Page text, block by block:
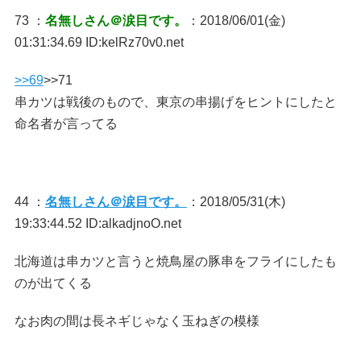
73 ： 名無しさん＠涙目です。
：2018/06/01(金)
01:31:34.69 ID:kelRz70v0.net
>>69>>71
串カツは戦後のもので、東京の串揚げをヒントにしたと
命名者が言ってる
44 ： 名無しさん＠涙目です。
：2018/05/31(木)
19:33:44.52 ID:alkadjnoO.net
北海道は串カツと言うと焼鳥屋の豚串をフライにしたも
のが出てくる
なお肉の間は長ネギじゃなく玉ねぎの模様